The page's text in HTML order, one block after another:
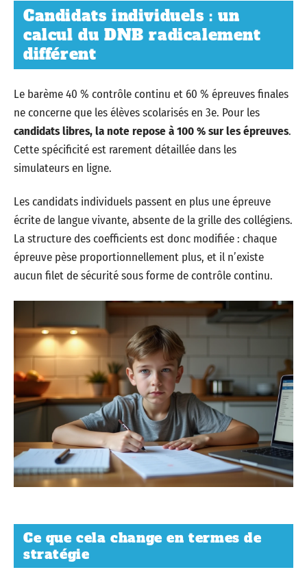
Candidats individuels : un
calcul du DNB radicalement
différent
Le barème 40 % contrôle continu et 60 % épreuves finales
ne concerne que les élèves scolarisés en 3e. Pour les
candidats libres, la note repose à 100 % sur les épreuves.
Cette spécificité est rarement détaillée dans les
simulateurs en ligne.
Les candidats individuels passent en plus une épreuve
écrite de langue vivante, absente de la grille des collégiens.
La structure des coefficients est donc modifiée : chaque
épreuve pèse proportionnellement plus, et il n’existe
aucun filet de sécurité sous forme de contrôle continu.
Ce que cela change en termes de
stratégie